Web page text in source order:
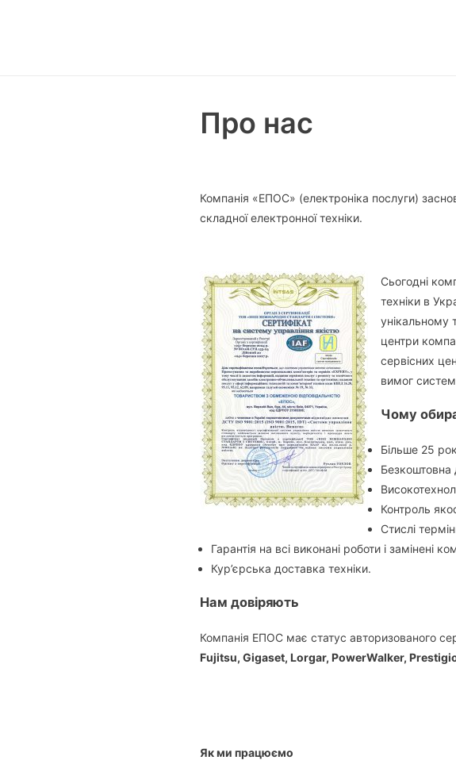
Про нас
Компанія «ЕПОС» (електроніка послуги)
складної електронної техніки.
Сьогодні
техніки в
унікальному
центри
сервісних
вимог
Чому
Більше 25
Безкоштовна
Контроль
Стислі
Гарантія на всі виконані роботи і замінені
Кур’єрська доставка техніки.
Нам довіряють
Компанія ЕПОС має статус авторизованого
Fujitsu, Gigaset, Lorgar, PowerWalker,
Якми працюємо